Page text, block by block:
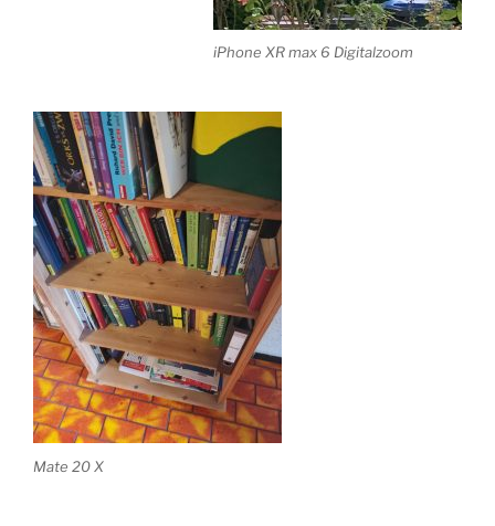
iPhone XR max 6 Digitalzoom
Mate 20 X